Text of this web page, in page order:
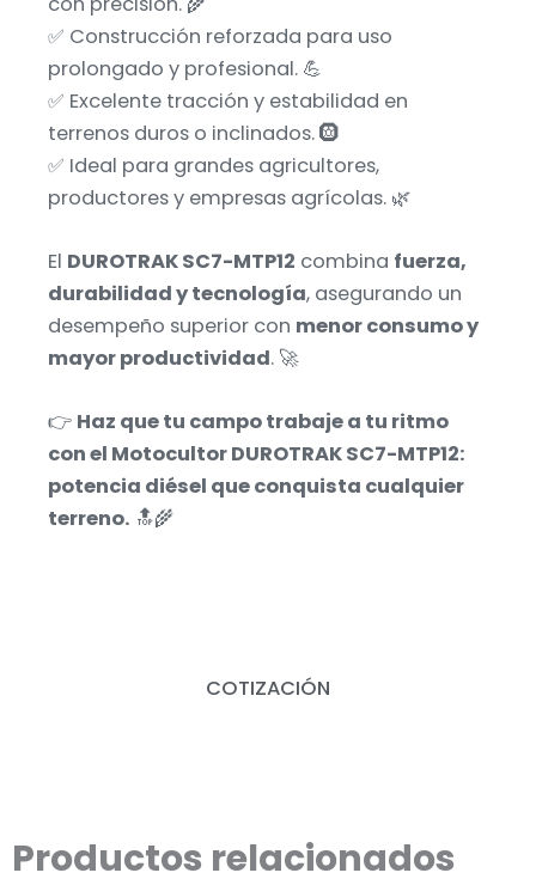
COTIZACIÓN
✅ Construcción reforzada para uso
prolongado y profesional. 💪
✅ Excelente tracción y estabilidad en
terrenos duros o inclinados. 🛞
✅ Ideal para grandes agricultores,
productores y empresas agrícolas. 🌿
El DUROTRAK SC7-MTP12 combina fuerza,
durabilidad y tecnología, asegurando un
desempeño superior con menor consumo y
mayor productividad. 🚀
👉 Haz que tu campo trabaje a tu ritmo
con el Motocultor DUROTRAK SC7-MTP12:
potencia diésel que conquista cualquier
terreno. 🔝🌾
Productos relacionados